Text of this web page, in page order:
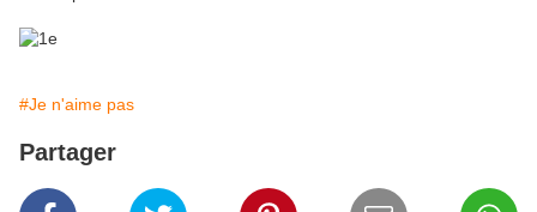
#Je n'aime pas
Partager